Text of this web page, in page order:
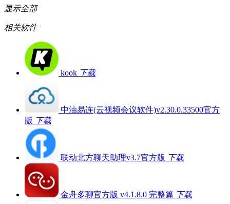
显示全部
相关软件
kook 下载
中油易连(云视频会议软件)v2.30.0.33500官方
版 下载
联动北方聊天助理v3.7官方版 下载
金舟多聊官方版 v4.1.8.0 完整篇 下载